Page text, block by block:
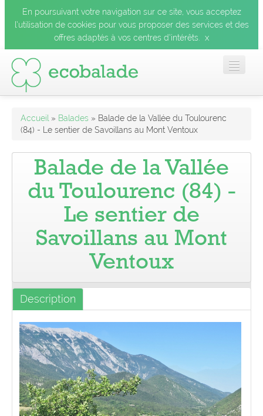
En poursuivant votre navigation sur ce site, vous acceptez
l’utilisation de cookies pour vous proposer des services et des
offres adaptés à vos centres d’intérêts.
x
Mobile
Pro
Accueil » Balades » Balade de la Vallée du Toulourenc
(84) - Le sentier de Savoillans au Mont Ventoux
Balade de la Vallée
du Toulourenc (84) -
Le sentier de
Savoillans au Mont
Ventoux
Description